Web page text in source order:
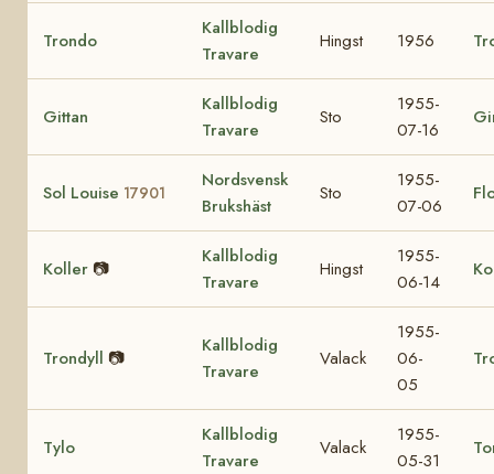
Trondo
Kallblodig
Travare
Hingst 1956
Gittan
Kallblodig
Travare
Sto
1955-
07-16
Sol Louise 17901
Nordsvensk
Brukshäst
Sto
1955-
07-06
Koller 📷
Kallblodig
Travare
Hingst
1955-
06-14
Trondyll 📷
Kallblodig
Travare
Valack
1955-
06-
05
Tylo
Kallblodig
Travare
Valack
1955-
05-31